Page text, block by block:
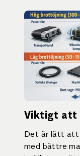
Viktigt att
Det är lätt att
med bättre